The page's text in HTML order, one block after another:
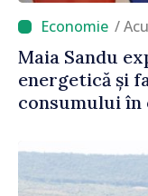
/
Maia Sandu
energetică și
consumului în
mic”